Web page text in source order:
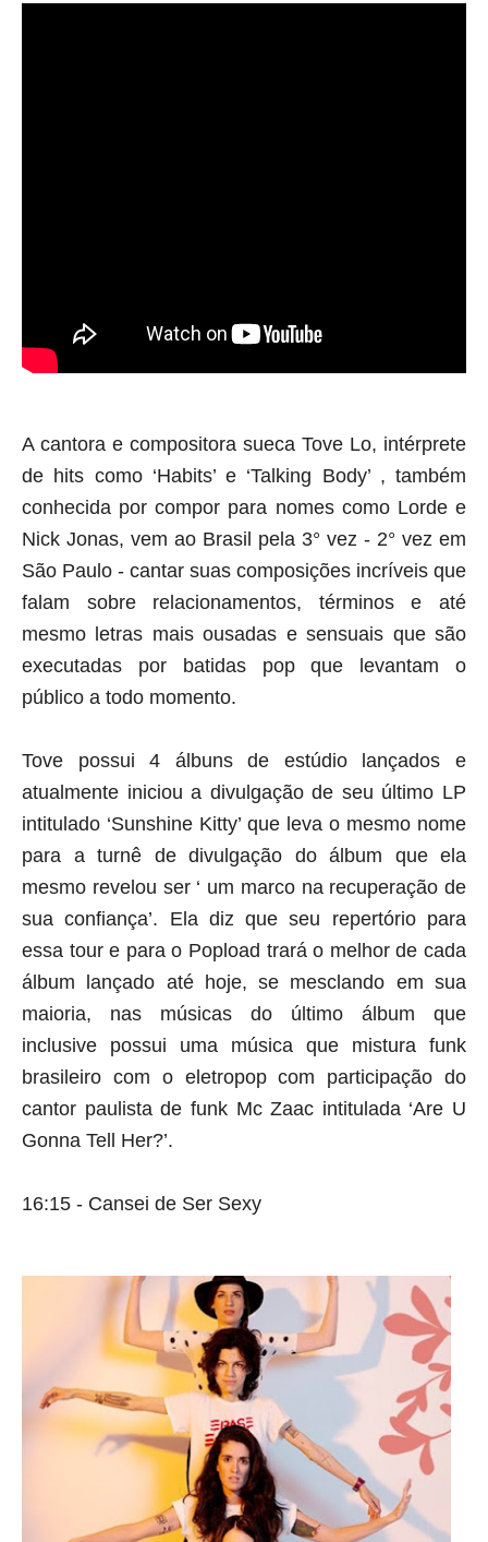
A cantora e compositora sueca Tove Lo, intérprete
de hits como ‘Habits’ e ‘Talking Body’ , também
conhecida por compor para nomes como Lorde e
Nick Jonas, vem ao Brasil pela 3° vez - 2° vez em
São Paulo - cantar suas composições incríveis que
falam sobre relacionamentos, términos e até
mesmo letras mais ousadas e sensuais que são
executadas por batidas pop que levantam o
público a todo momento.
Tove possui 4 álbuns de estúdio lançados e
atualmente iniciou a divulgação de seu último LP
intitulado ‘Sunshine Kitty’ que leva o mesmo nome
para a turnê de divulgação do álbum que ela
mesmo revelou ser ‘ um marco na recuperação de
sua confiança’. Ela diz que seu repertório para
essa tour e para o Popload trará o melhor de cada
álbum lançado até hoje, se mesclando em sua
maioria, nas músicas do último álbum que
inclusive possui uma música que mistura funk
brasileiro com o eletropop com participação do
cantor paulista de funk Mc Zaac intitulada ‘Are U
Gonna Tell Her?’.
16:15 - Cansei de Ser Sexy